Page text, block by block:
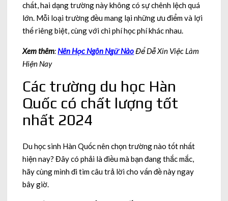
chất, hai dạng trường này không có sự chênh lệch quá
lớn. Mỗi loại trường đều mang lại những ưu điểm và lợi
thế riêng biệt, cùng với chi phí học phí khác nhau.
Xem thêm:Nên Học Ngôn Ngữ NàoĐể Dễ Xin Việc Làm
Hiện Nay
Các trường du học Hàn
Quốc có chất lượng tốt
nhất 2024
Du học sinh Hàn Quốc nên chọn trường nào tốt nhất
hiện nay? Đây có phải là điều mà bạn đang thắc mắc,
hãy cùng mình đi tìm câu trả lời cho vấn đề này ngay
bây giờ.